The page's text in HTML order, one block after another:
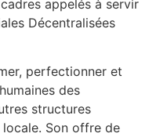
appelés à servir
Décentralisées
perfectionner et
des
structures
Son offre de